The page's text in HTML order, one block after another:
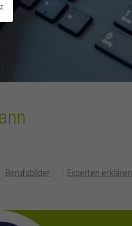
Berufsbilder Experten erklären